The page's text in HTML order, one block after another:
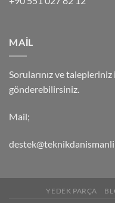
MAİL
Sorularınız ve
gönderebilirsiniz.
Mail;
YEDEK PARÇA